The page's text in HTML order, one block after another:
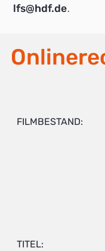
lfs@hdf.de.
FILMBESTAND:
TITEL: